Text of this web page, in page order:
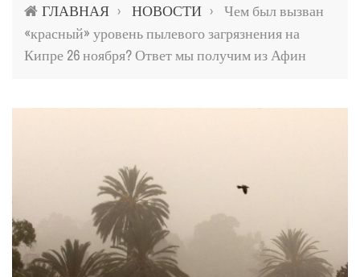
ГЛАВНАЯ › НОВОСТИ ›
Чем был вызван
«красный» уровень пылевого загрязнения на
Кипре 26 ноября? Ответ мы получим из Афин